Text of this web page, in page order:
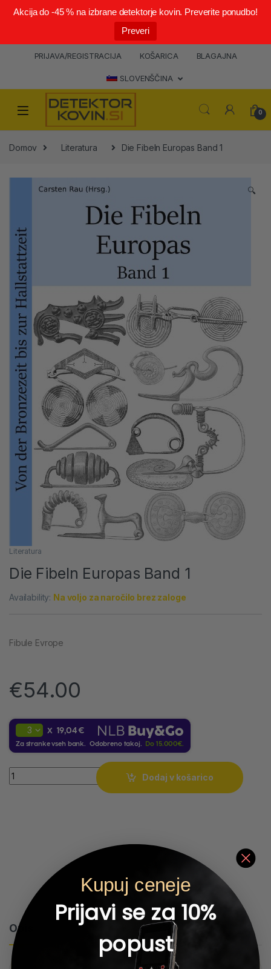
Akcija do -45 % na izbrane detektorje kovin. Preverite ponudbo!
Preveri
PRIJAVA/REGISTRACIJA KOŠARICA BLAGAJNA
SLOVENŠČINA
0
Domov Literatura Die Fibeln Europas Band 1
🔍
Literatura
Die Fibeln Europas Band 1
Availability: Na voljo za naročilo brez zaloge
Fibule Evrope
€54.00
X 19,04 €
Za stranke vseh bank. Odobreno takoj. Do 15.000€.
Quantity
Dodaj v košarico
Opis
Kupuj ceneje
Prijavi se za 10%
popust